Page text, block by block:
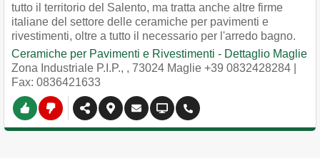
tutto il territorio del Salento, ma tratta anche altre firme
italiane del settore delle ceramiche per pavimenti e
rivestimenti, oltre a tutto il necessario per l'arredo bagno.
Ceramiche per Pavimenti e Rivestimenti - Dettaglio Maglie
Zona Industriale P.I.P., , 73024 Maglie +39 0832428284
Fax: 0836421633